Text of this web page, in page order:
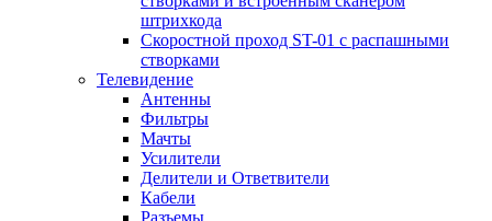
штрихкода
Скоростной проход ST-01 с распашными
створками
Телевидение
Антенны
Фильтры
Мачты
Усилители
Делители и Ответвители
Кабели